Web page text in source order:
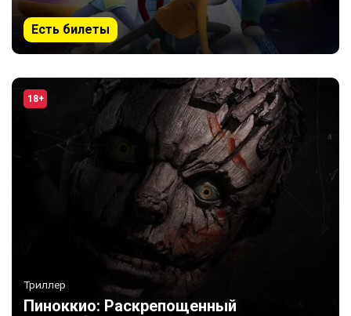
Есть билеты
18+
Триллер
Пиноккио: Раскрепощенный